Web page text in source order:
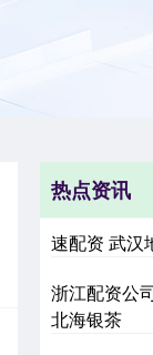
热点资讯
速配资 武汉
浙江配资公
北海银茶